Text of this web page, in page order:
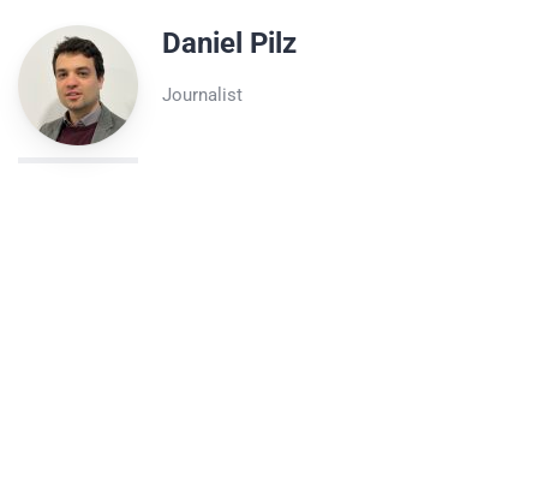
Daniel Pilz
Journalist